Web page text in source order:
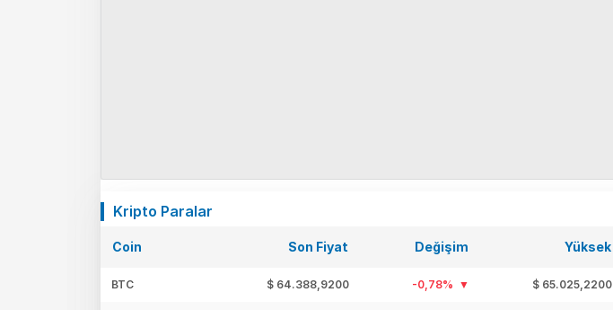
Kripto Paralar
Coin Son Fiyat Değişim Yüksek
BTC $ 64.388,9200 -0,78% $ 65.025,2200